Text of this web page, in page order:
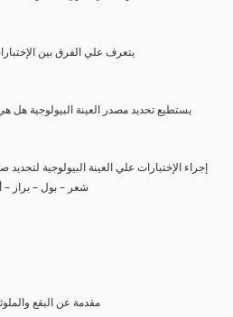
(5) يتعرف علي الفرق بين
(6) يستطيع تحديد مصدر العينة البيولوجية
شعر – بول – براز –
1- مقدمة عن البقع